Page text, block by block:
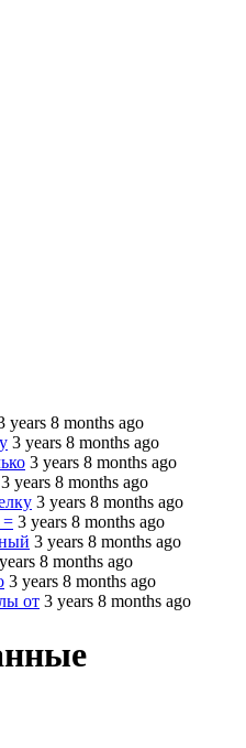
years 8 months ago
3 years 8 months ago
3 years 8 months ago
3 years 8 months ago
3 years 8 months ago
= 3 years 8 months ago
3 years 8 months ago
8 months ago
3 years 8 months ago
от 3 years 8 months ago